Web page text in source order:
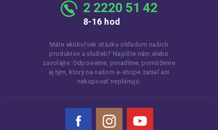
2 2220 51 42
8-16 hod
Máte akúkoľvek otázku ohľadom našich
produktov a služieb? Napíšte nám alebo
zavolajte. Odpovieme, poradíme, pomôžeme
aj tým, ktorý na našom e-shope zatiaľ ani
nakupovať neplánujú.
Facebook Instagram YouTube